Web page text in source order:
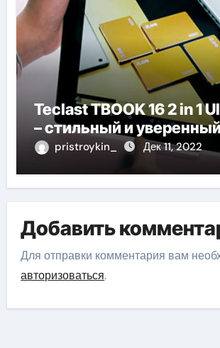
Teclast TBOOK 16 2 in 1
– стильный и уверенный
pristroykin_ Дек 11, 2022
Добавить
Для отправки комментария вам
авторизоваться.